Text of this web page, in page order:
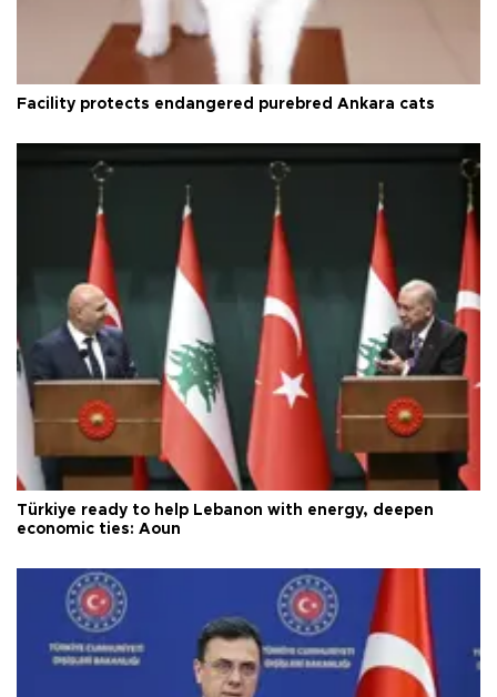
Facility protects endangered purebred Ankara cats
Türkiye ready to help Lebanon with energy, deepen
economic ties: Aoun